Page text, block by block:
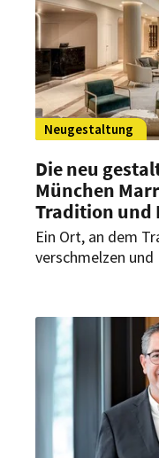
Neugestaltung
Die neu
München
Tradition und
Ein Ort, an dem
verschmelzen
Schwabing. Sie
Ambiente auf